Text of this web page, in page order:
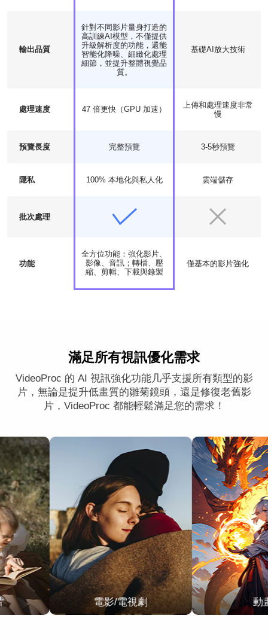
輸出品質
針對不同影片量身打造的
高訓練AI模型，不僅提供
升級解析度的功能，還能
智能化降噪、細緻化處理
細節，並提升整體視覺品
質。
基礎AI放大技術
處理速度 47 倍更快（GPU 加速）
上傳和處理速度非常
慢
預覽長度 完整預覽 3-5秒預覽
隱私 100% 本地化與私人化 雲端儲存
批次處理
功能
全方位功能：強化影片、
影像、音訊；轉檔、壓
縮、剪輯、下載與錄製
僅基本的影片強化
滿足所有視訊優化需求
VideoProc 的 AI 視訊強化功能几乎支援所有類型的影
片，無論是提升低畫質的雛菊鏡頭，還是修復老舊影
片，VideoProc 都能輕鬆滿足您的需求！
動畫 AI 生成的影片